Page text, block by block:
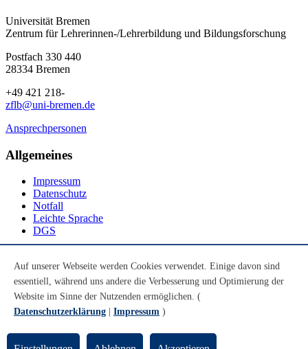
Universität Bremen
Zentrum für Lehrerinnen-/Lehrerbildung und Bildungsforschung
Postfach 330 440
28334 Bremen
+49 421 218-
zflb@uni-bremen.de
Ansprechpersonen
Allgemeines
Impressum
Datenschutz
Notfall
Leichte Sprache
DGS
Youtube
Instagram
LinkedIn
© Universität Bremen 2026
Auf unserer Webseite werden Cookies verwendet. Einige davon sind
essentiell, während uns andere die Verbesserung und Optimierung der
Website im Sinne der Nutzenden ermöglichen. (
Datenschutzerklärung
Impressum )